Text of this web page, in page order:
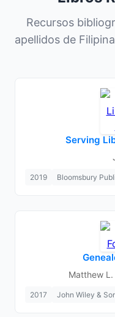
Recursos
apellidos de
Serving
2019 Bloomsbury
Matthew L.
2017 John Wiley &